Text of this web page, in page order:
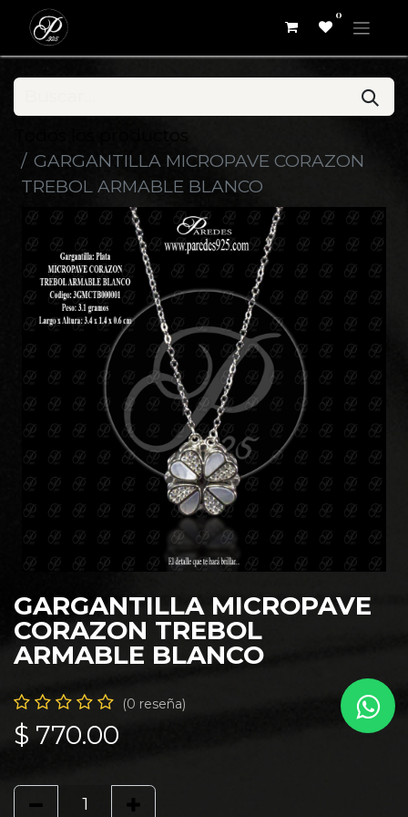
0
GARGANTILLA MICROPAVE CORAZON
TREBOL ARMABLE BLANCO
GARGANTILLA MICROPAVE
CORAZON TREBOL
ARMABLE BLANCO
(0 reseña)
$ 770.00